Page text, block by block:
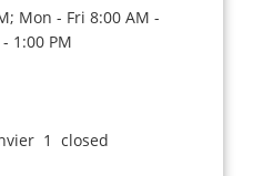
Mon - Fri 8:00 AM -
1:00 PM
1 closed